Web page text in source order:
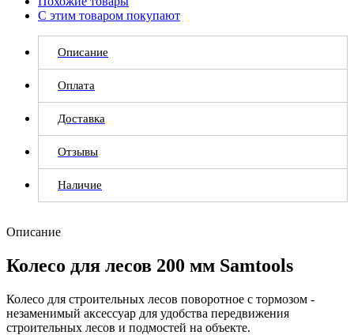
С этим товаром покупают
Описание
Оплата
Доставка
Отзывы
Наличие
Описание
Колесо для лесов 200 мм Samtools
Колесо для строительных лесов поворотное с тормозом -
незаменимый аксессуар для удобства передвижения
строительных лесов и подмостей на объекте.